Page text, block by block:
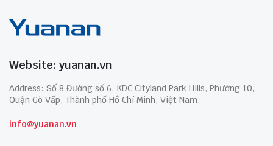
Website: yuanan.vn
Address: Số 8 Đường số 6, KDC Cityland Park Hills, Phường 10,
Quận Gò Vấp, Thành phố Hồ Chí Minh, Việt Nam.
info@yuanan.vn